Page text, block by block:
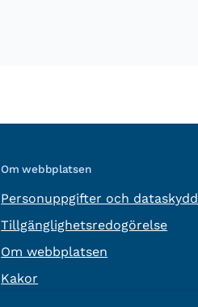
Om webbplatsen
Personuppgifter och dataskydd
Tillgänglighetsredogörelse
Om webbplatsen
Kakor